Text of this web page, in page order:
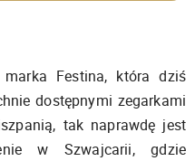
Festina, która dziś
dostępnymi zegarkami
tak naprawdę jest
w Szwajcarii, gdzie